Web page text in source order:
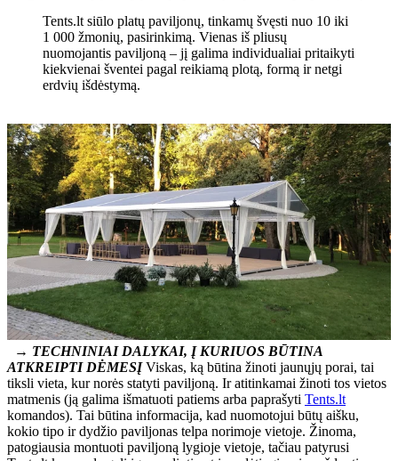
Tents.lt siūlo platų paviljonų, tinkamų švęsti nuo 10 iki
1 000 žmonių, pasirinkimą. Vienas iš pliusų
nuomojantis paviljoną – jį galima individualiai pritaikyti
kiekvienai šventei pagal reikiamą plotą, formą ir netgi
erdvių išdėstymą.
→ TECHNINIAI DALYKAI, Į KURIUOS BŪTINA
ATKREIPTI DĖMESĮViskas, ką būtina žinoti jaunųjų porai, tai
tiksli vieta, kur norės statyti paviljoną. Ir atitinkamai žinoti tos vietos
matmenis (ją galima išmatuoti patiems arba paprašyti Tents.lt
komandos). Tai būtina informacija, kad nuomotojui būtų aišku,
kokio tipo ir dydžio paviljonas telpa norimoje vietoje. Žinoma,
patogiausia montuoti paviljoną lygioje vietoje, tačiau patyrusi